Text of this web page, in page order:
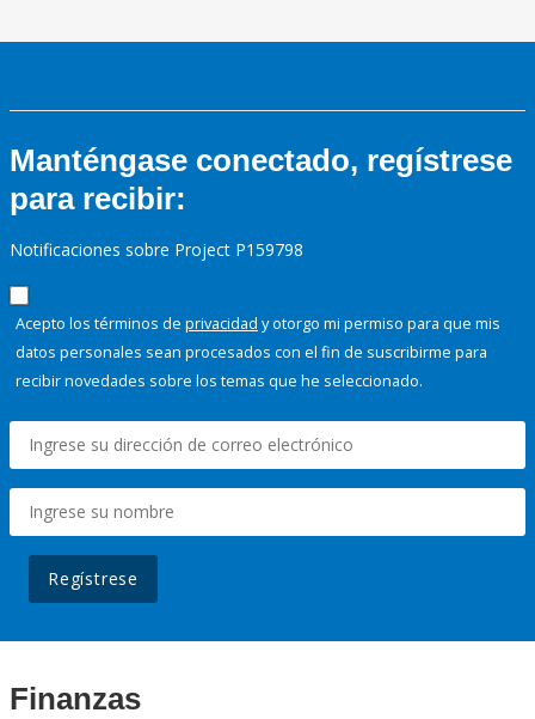
Manténgase conectado, regístrese
para recibir:
Notificaciones sobre Project P159798
Acepto los términos de privacidad y otorgo mi permiso para que mis
datos personales sean procesados con el fin de suscribirme para
recibir novedades sobre los temas que he seleccionado.
Regístrese
Finanzas